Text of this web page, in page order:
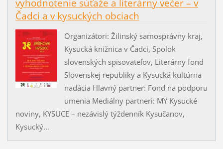
vyhodnotenie súťaže a literárny večer – v
Čadci a v kysuckých obciach
Organizátori: Žilinský samosprávny kraj,
Kysucká knižnica v Čadci, Spolok
slovenských spisovateľov, Literárny fond
Slovenskej republiky a Kysucká kultúrna
nadácia Hlavný partner: Fond na podporu
umenia Mediálny partneri: MY Kysucké
noviny, KYSUCE – nezávislý týždenník Kysučanov,
Kysucký...